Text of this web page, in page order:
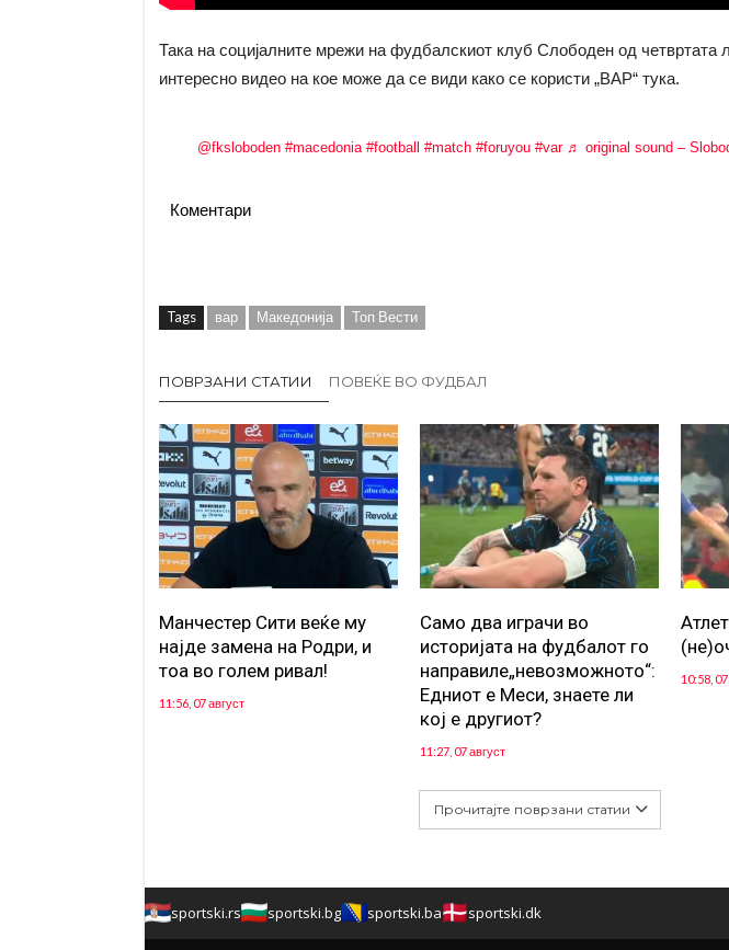
Така на социјалните мрежи на фудбалскиот клуб Слободен од четвртата
интересно видео на кое може да се види како се користи „ВАР“ тука.
@fksloboden #macedonia #football #match #foruyou #var ♬ original sound –
Коментари
Tags вар Македонија Топ Вести
ПОВРЗАНИ СТАТИИ ПОВЕЌЕ ВО ФУДБАЛ
Манчестер Сити веќе му
најде замена на Родри, и
тоа во голем ривал!
11:56, 07 август
Само два играчи во
историјата на фудбалот го
направиле„невозможното“:
Едниот е Меси, знаете ли
кој е другиот?
11:27, 07 август
10:58,
Прочитајте поврзани статии
sportski.rs sportski.bg sportski.ba sportski.dk